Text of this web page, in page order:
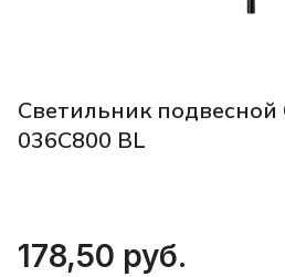
Светильник подвесной
036C800 BL
178,50 руб.